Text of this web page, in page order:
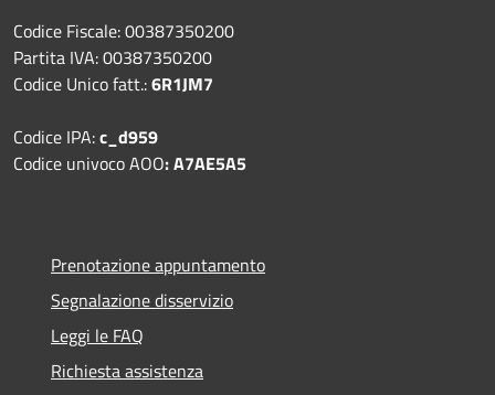
Codice Fiscale: 00387350200
Partita IVA: 00387350200
Codice Unico fatt.:6R1JM7
Codice IPA:c_d959
Codice univoco AOO: A7AE5A5
Prenotazione appuntamento
Segnalazione disservizio
Leggi le FAQ
Richiesta assistenza